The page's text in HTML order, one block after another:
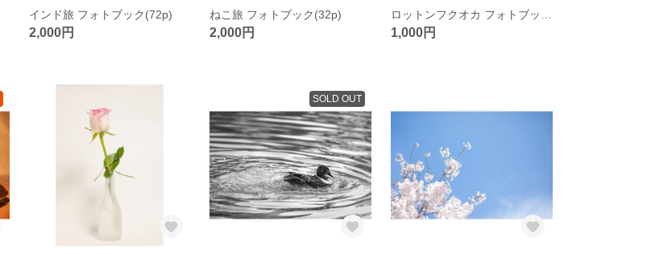
インド旅 フォトブック(72p)
2,000円
ねこ旅 フォトブック(32p)
2,000円 1,000円
SOLD OUT